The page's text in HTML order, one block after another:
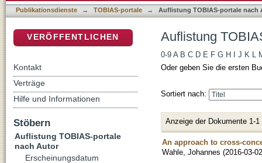
Publikationsdienste → TOBIAS-portale → Auflistung TOBIAS-portale nach
Auflistung
0-9 A B C D E F G H J K L
Oder geben Sie die ersten
Sortiert nach:
Anzeige der Dokumente 1-1
An approach to cross-
Wahle, Johannes (2016-03-02
VERÖFFENTLICHEN
Kontakt
Verträge
Hilfe und Informationen
Stöbern
Auflistung TOBIAS-portale
nach Autor
Erscheinungsdatum